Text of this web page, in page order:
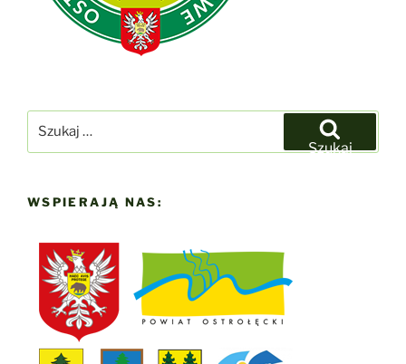
Szukaj
WSPIERAJĄ NAS: